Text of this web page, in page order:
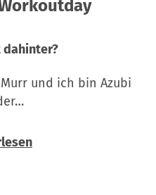
dahinter?
und ich bin Azubi